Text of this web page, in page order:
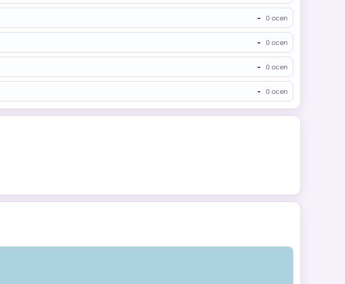
- 0 ocen
- 0 ocen
- 0 ocen
- 0 ocen